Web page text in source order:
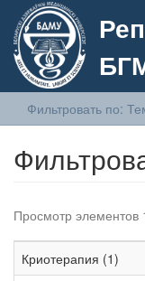
Фильтровать по:
Просмотр элементов
Криотерапия (1)